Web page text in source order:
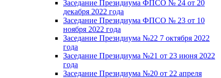
Заседание Президиума ФПСО № 24 от 20
декабря 2022 года
Заседание Президиума ФПСО № 23 от 10
ноября 2022 года
Заседание Президиума №22 7 октября 2022
года
Заседание Президиума №21 от 23 июня 2022
года
Заседание Президиума №20 от 22 апреля